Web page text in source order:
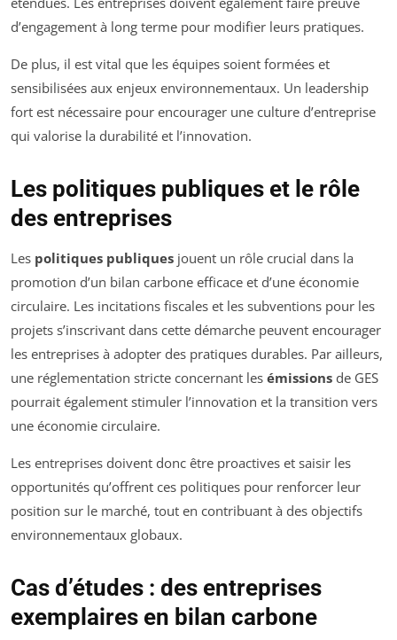
d’engagement à long terme pour modifier leurs pratiques.
De plus, il est vital que les équipes soient formées et
sensibilisées aux enjeux environnementaux. Un leadership
fort est nécessaire pour encourager une culture d’entreprise
qui valorise la durabilité et l’innovation.
Les politiques publiques et le rôle
des entreprises
Les politiques publiques jouent un rôle crucial dans la
promotion d’un bilan carbone efficace et d’une économie
circulaire. Les incitations fiscales et les subventions pour les
projets s’inscrivant dans cette démarche peuvent encourager
les entreprises à adopter des pratiques durables. Par ailleurs,
une réglementation stricte concernant les émissions de GES
pourrait également stimuler l’innovation et la transition vers
une économie circulaire.
Les entreprises doivent donc être proactives et saisir les
opportunités qu’offrent ces politiques pour renforcer leur
position sur le marché, tout en contribuant à des objectifs
environnementaux globaux.
Cas d’études : des entreprises
exemplaires en bilan carbone